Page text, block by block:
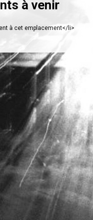
à venir
à cet emplacement</li>